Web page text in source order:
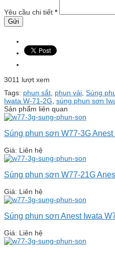
Yêu cầu chi tiết *
3011 lượt xem
Tags: phun sắt phun vải Súng
Iwata W-71-2G súng phun sơn
Sản phẩm liên quan
Súng phun sơn W77-3G Anest
Giá: Liên hệ
Súng phun sơn W77-21G
Giá: Liên hệ
Súng phun sơn Anest Iwata
Giá: Liên hệ